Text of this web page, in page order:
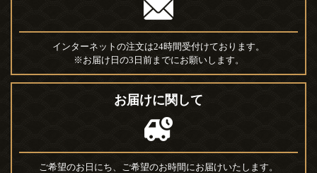
インターネットの注文は24時間受付けております。
※お届け日の3日前までにお願いします。
お届けに関して
ご希望のお日にち、ご希望のお時間にお届けいたします。